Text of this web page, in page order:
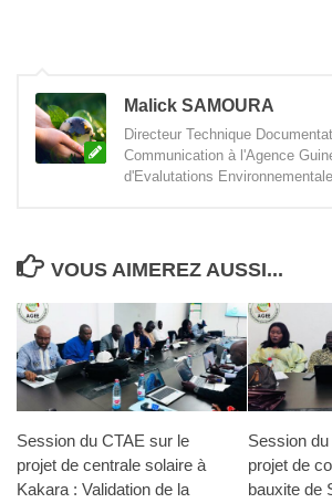
Malick SAMOURA
Directeur Technique
Communication à l'Agence
d'Evalutations
VOUS AIMEREZ AUSSI...
Session du CTAE sur le
projet de centrale solaire à
Kakara : Validation de la
Session
projet de
bauxite de